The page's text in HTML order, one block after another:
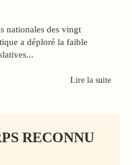
nationales des vingt
a déploré la faible
Lire la suite
RECONNU